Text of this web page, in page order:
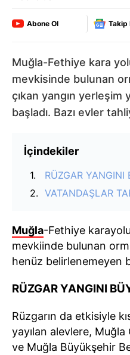
Abone Ol Takip
Muğla-Fethiye kara
mevkisinde bulunan
çıkan yangın
başladı. Bazı evler
İçindekiler
RÜZGAR YANGINI
VATANDAŞLAR
Muğla-Fethiye
mevkiinde bulunan
henüz belirlenemeyen
RÜZGAR YANGINI
Rüzgarın da etkisiyle
yayılan alevlere,
ve Muğla Büyükşehir